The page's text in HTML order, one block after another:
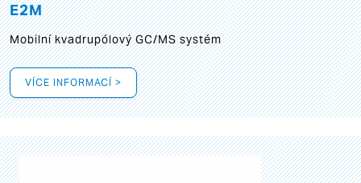
E2M
Mobilní kvadrupólový GC/MS systém
VÍCE INFORMACÍ >